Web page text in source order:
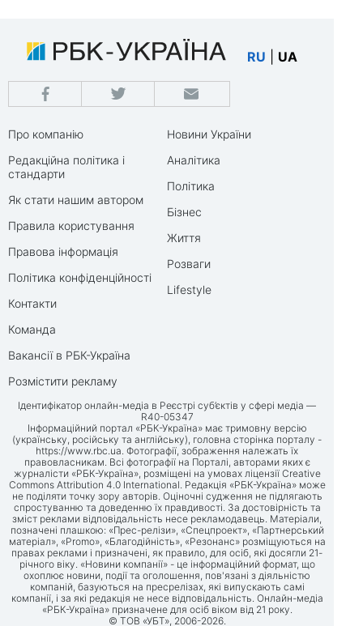
RU UA
Про компанію
Редакційна політика і
стандарти
Як стати нашим автором
Правила користування
Правова інформація
Політика конфіденційності
Контакти
Команда
Вакансії в РБК-Україна
Розмістити рекламу
Новини України
Аналітика
Політика
Бізнес
Життя
Розваги
Lifestyle
Ідентифікатор онлайн-медіа в Реєстрі суб’єктів у сфері медіа —
R40-05347
Інформаційний портал «РБК-Україна» має тримовну версію
(українську, російську та англійську), головна сторінка порталу -
https://www.rbc.ua. Фотографії, зображення належать їх
правовласникам. Всі фотографії на Порталі, авторами яких є
журналісти «РБК-Україна», розміщені на умовах ліцензії Creative
Commons Attribution 4.0 International. Редакція «РБК-Україна» може
не поділяти точку зору авторів. Оціночні судження не підлягають
спростуванню та доведенню їх правдивості. За достовірність та
зміст реклами відповідальність несе рекламодавець. Матеріали,
позначені плашкою: «Прес-релізи», «Спецпроект», «Партнерський
матеріал», «Promo», «Благодійність», «Резонанс» розміщуються на
правах реклами і призначені, як правило, для осіб, які досягли 21-
річного віку. «Новини компанії» - це інформаційний формат, що
охоплює новини, події та оголошення, пов'язані з діяльністю
компаній, базуються на пресрелізах, які випускають самі
компанії, і за які редакція не несе відповідальність. Онлайн-медіа
«РБК-Україна» призначене для осіб віком від 21 року.
© ТОВ «УБТ», 2006-2026.